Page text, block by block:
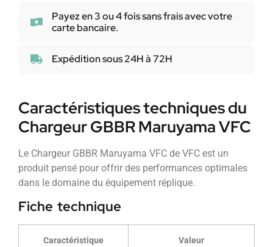
Payez en 3 ou 4 fois sans frais avec votre
carte bancaire.
Expédition sous 24H à 72H
Caractéristiques techniques du
Chargeur GBBR Maruyama VFC
Le Chargeur GBBR Maruyama VFC de VFC est un
produit pensé pour offrir des performances optimales
dans le domaine du équipement réplique.
Fiche technique
Caractéristique Valeur